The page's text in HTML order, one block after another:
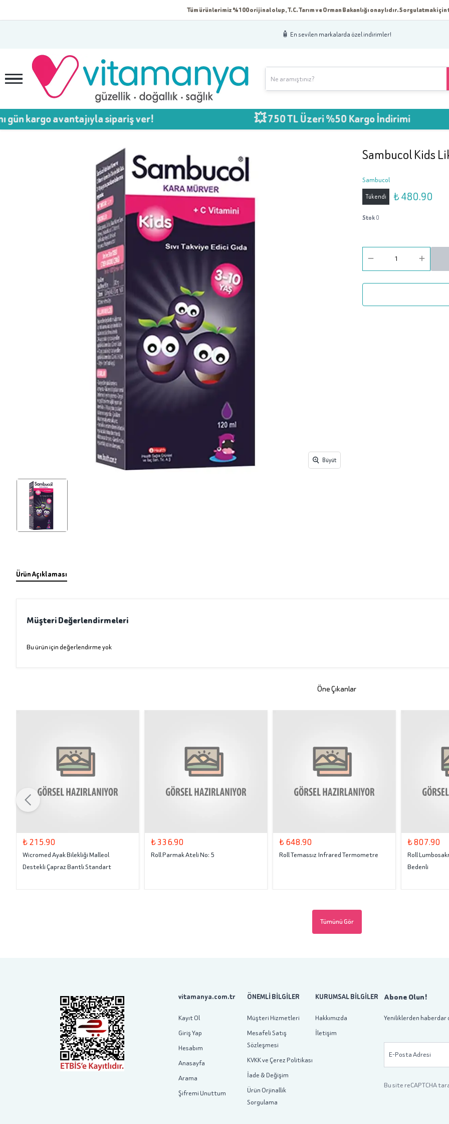
Tüm ürünlerimiz %100 orijinal olup, T.C. Tarım ve Orman Bakanlığı onaylıdır. Sorgulatmak için
🧴 En sevilen markalarda özel indirimler!
avantajıyla sipariş ver! 💥 750 TL Üzeri %50 Kargo İndirimi
Büyüt
Sambucol Kids
Sambucol
Tükendi ₺ 480.90
Stok0
Ürün Açıklaması
Müşteri Değerlendirmeleri
Bu ürün için değerlendirme yok
Öne Çıkanlar
₺ 215.90
Wicromed Ayak Bilekliği Malleol
Destekli Çapraz Bantlı Standart
₺ 336.90
Roll Parmak Ateli No: 5
₺ 648.90
Roll Temassız Infrared Termometre
₺ 807.90
Roll
Bedenli
Tümünü Gör
vitamanya.com.tr
Kayıt Ol
Giriş Yap
Hesabım
Anasayfa
Arama
Şifremi Unuttum
ÖNEMLİ BİLGİLER
Müşteri Hizmetleri
Mesafeli Satış
Sözleşmesi
KVKK ve Çerez Politikası
İade & Değişim
Ürün Orjinallik
Sorgulama
KURUMSAL BİLGİLER
Hakkımızda
İletişim
Abone Olun!
Yeniliklerden haberdar
E-Posta Adresi
Bu site reCAPTCHA